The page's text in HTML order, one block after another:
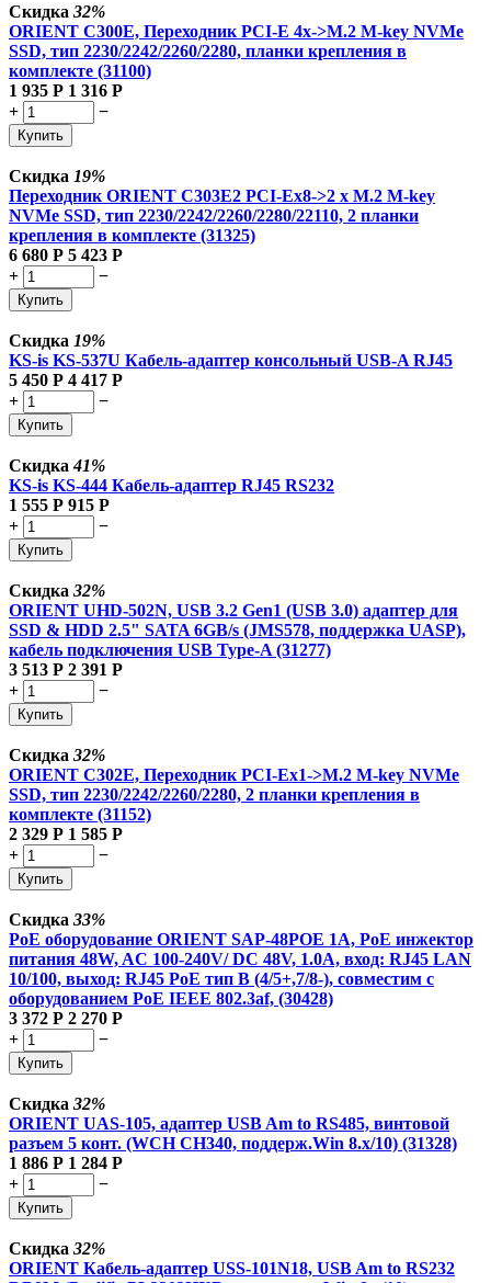
Скидка 32%
ORIENT C300E, Переходник PCI-E 4x->M.2 M-key NVMe
SSD, тип 2230/2242/2260/2280, планки крепления в
комплекте (31100)
1 935 Р 1 316 Р
+
−
Купить
Скидка 19%
Переходник ORIENT C303E2 PCI-Ex8->2 x M.2 M-key
NVMe SSD, тип 2230/2242/2260/2280/22110, 2 планки
крепления в комплекте (31325)
6 680 Р 5 423 Р
+
−
Купить
Скидка 19%
KS-is KS-537U Кабель-адаптер консольный USB-A RJ45
5 450 Р 4 417 Р
+
−
Купить
Скидка41%
KS-is KS-444 Кабель-адаптер RJ45 RS232
1 555 Р 915 Р
+
−
Купить
Скидка 32%
ORIENT UHD-502N, USB 3.2 Gen1 (USB 3.0) адаптер для
SSD & HDD 2.5" SATA 6GB/s (JMS578, поддержка UASP),
кабель подключения USB Type-A (31277)
3 513 Р 2 391 Р
+
−
Купить
Скидка 32%
ORIENT C302E, Переходник PCI-Ex1->M.2 M-key NVMe
SSD, тип 2230/2242/2260/2280, 2 планки крепления в
комплекте (31152)
2 329 Р 1 585 Р
+
−
Купить
Скидка 33%
PoE оборудование ORIENT SAP-48POE 1A, PoE инжектор
питания 48W, AC 100-240V/ DC 48V, 1.0A, вход: RJ45 LAN
10/100, выход: RJ45 PoE тип B (4/5+,7/8-), совместим с
оборудованием PoE IEEE 802.3af, (30428)
3 372 Р 2 270 Р
+
−
Купить
Скидка 32%
ORIENT UAS-105, адаптер USB Am to RS485, винтовой
разъем 5 конт. (WCH CH340, поддерж.Win 8.x/10) (31328)
1 886 Р 1 284 Р
+
−
Купить
Скидка 32%
ORIENT Кабель-адаптер USS-101N18, USB Am to RS232